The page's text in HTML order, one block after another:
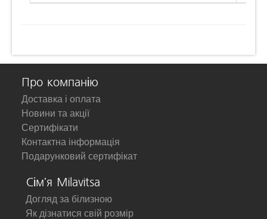
Про компанію
Доставка і оплата
Новини та акції
Сертифікати
Контактна інформація
Подарунковий сертифікат
Сім'я Milavitsa
Догляд за білизною
Як дізнатися свій розмір